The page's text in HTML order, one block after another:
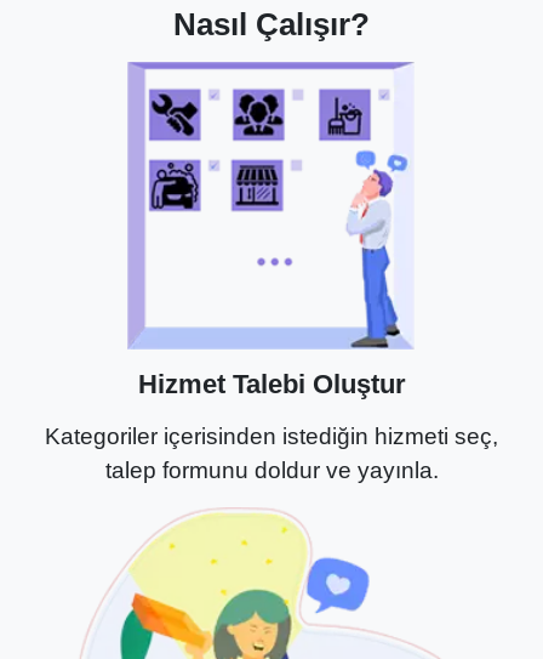
Nasıl Çalışır?
Hizmet Talebi Oluştur
Kategoriler içerisinden istediğin hizmeti seç,
talep formunu doldur ve yayınla.